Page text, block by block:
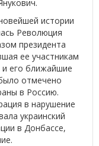
истории
Революция
президента
ее участникам
и его ближайшие
отмечено
в Россию.
в нарушение
украинский
в Донбассе,